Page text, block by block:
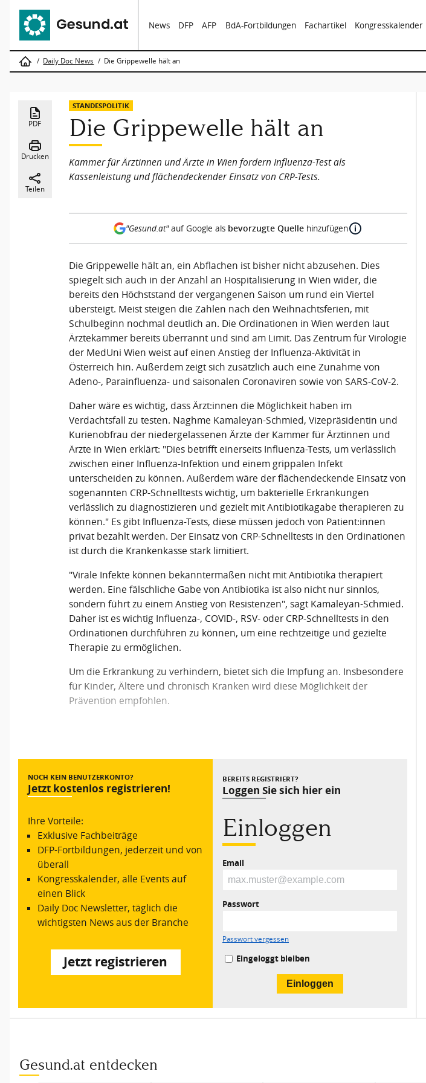
News DFP AFP BdA-Fortbildungen Fachartikel Kongresskalender
Daily Doc News Die Grippewelle hält an
PDF
Drucken
Teilen
STANDESPOLITIK
Die Grippewelle hält an
Kammer für Ärztinnen und Ärzte in Wien fordern Influenza-Test als
Kassenleistung und flächendeckender Einsatz von CRP-Tests.
"Gesund.at"auf Google als bevorzugte Quellehinzufügen
Die Grippewelle hält an, ein Abflachen ist bisher nicht abzusehen. Dies
spiegelt sich auch in der Anzahl an Hospitalisierung in Wien wider, die
bereits den Höchststand der vergangenen Saison um rund ein Viertel
übersteigt. Meist steigen die Zahlen nach den Weihnachtsferien, mit
Schulbeginn nochmal deutlich an. Die Ordinationen in Wien werden laut
Ärztekammer bereits überrannt und sind am Limit. Das Zentrum für Virologie
der MedUni Wien weist auf einen Anstieg der Influenza-Aktivität in
Österreich hin. Außerdem zeigt sich zusätzlich auch eine Zunahme von
Adeno-, Parainfluenza- und saisonalen Coronaviren sowie von SARS-CoV-2.
Daher wäre es wichtig, dass Ärzt:innen die Möglichkeit haben im
Verdachtsfall zu testen. Naghme Kamaleyan-Schmied, Vizepräsidentin und
Kurienobfrau der niedergelassenen Ärzte der Kammer für Ärztinnen und
Ärzte in Wien erklärt: "Dies betrifft einerseits Influenza-Tests, um verlässlich
zwischen einer Influenza-Infektion und einem grippalen Infekt
unterscheiden zu können. Außerdem wäre der flächendeckende Einsatz von
sogenannten CRP-Schnelltests wichtig, um bakterielle Erkrankungen
verlässlich zu diagnostizieren und gezielt mit Antibiotikagabe therapieren zu
können." Es gibt Influenza-Tests, diese müssen jedoch von Patient:innen
privat bezahlt werden. Der Einsatz von CRP-Schnelltests in den Ordinationen
ist durch die Krankenkasse stark limitiert.
"Virale Infekte können bekanntermaßen nicht mit Antibiotika therapiert
werden. Eine fälschliche Gabe von Antibiotika ist also nicht nur sinnlos,
sondern führt zu einem Anstieg von Resistenzen", sagt Kamaleyan-Schmied.
Daher ist es wichtig Influenza-, COVID-, RSV- oder CRP-Schnelltests in den
Ordinationen durchführen zu können, um eine rechtzeitige und gezielte
Therapie zu ermöglichen.
Um die Erkrankung zu verhindern, bietet sich die Impfung an. Insbesondere
für Kinder, Ältere und chronisch Kranken wird diese Möglichkeit der
Prävention empfohlen.
NOCH KEIN BENUTZERKONTO?
Jetzt kostenlos registrieren!
Ihre Vorteile:
Exklusive Fachbeiträge
DFP-Fortbildungen, jederzeit und von
überall
Kongresskalender, alle Events auf
einen Blick
Daily Doc Newsletter, täglich die
wichtigsten News aus der Branche
Jetzt registrieren
BEREITS REGISTRIERT?
Loggen Sie sich hier ein
Einloggen
Email
Passwort
Passwort vergessen
Eingeloggt bleiben
Gesund.at entdecken